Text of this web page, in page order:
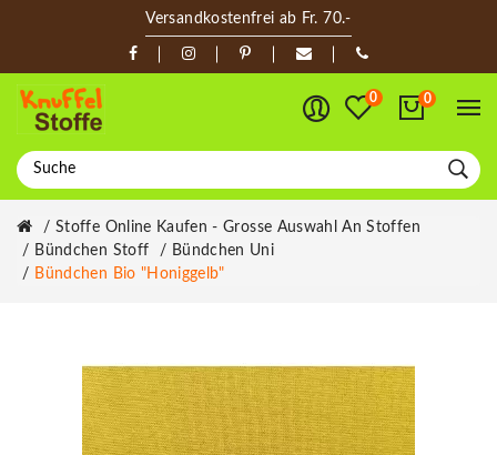
Versandkostenfrei ab Fr. 70.-
0 0
Stoffe Online Kaufen - Grosse Auswahl An Stoffen
Bündchen Stoff
Bündchen Uni
Bündchen Bio "Honiggelb"